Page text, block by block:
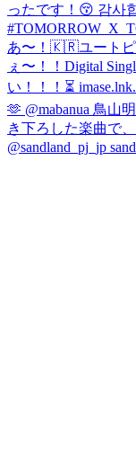
ったです！😚 감사
あ〜！🇰🇷ユート
ぇ〜！！ Digital
い！！！⏳
🫶 @mabanua 鳥山
き下ろした楽曲で
@sandland_pj_jp